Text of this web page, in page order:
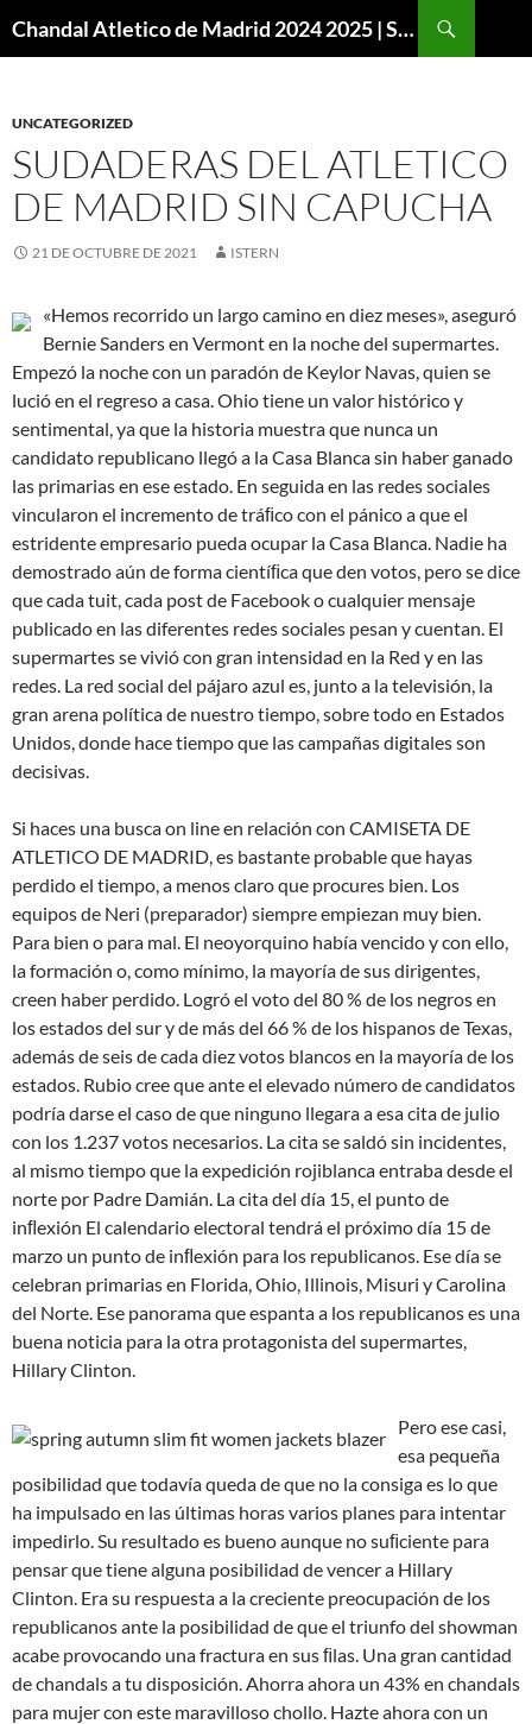
Chandal Atletico de Madrid 2024 2025 | SuperVigo
UNCATEGORIZED
SUDADERAS DEL ATLETICO
DE MADRID SIN CAPUCHA
21 DE OCTUBRE DE 2021 ISTERN
«Hemos recorrido un largo camino en diez meses», aseguró
Bernie Sanders en Vermont en la noche del supermartes.
Empezó la noche con un paradón de Keylor Navas, quien se
lució en el regreso a casa. Ohio tiene un valor histórico y
sentimental, ya que la historia muestra que nunca un
candidato republicano llegó a la Casa Blanca sin haber ganado
las primarias en ese estado. En seguida en las redes sociales
vincularon el incremento de tráﬁco con el pánico a que el
estridente empresario pueda ocupar la Casa Blanca. Nadie ha
demostrado aún de forma cientíﬁca que den votos, pero se dice
que cada tuit, cada post de Facebook o cualquier mensaje
publicado en las diferentes redes sociales pesan y cuentan. El
supermartes se vivió con gran intensidad en la Red y en las
redes. La red social del pájaro azul es, junto a la televisión, la
gran arena política de nuestro tiempo, sobre todo en Estados
Unidos, donde hace tiempo que las campañas digitales son
decisivas.
Si haces una busca on line en relación con CAMISETA DE
ATLETICO DE MADRID, es bastante probable que hayas
perdido el tiempo, a menos claro que procures bien. Los
equipos de Neri (preparador) siempre empiezan muy bien.
Para bien o para mal. El neoyorquino había vencido y con ello,
la formación o, como mínimo, la mayoría de sus dirigentes,
creen haber perdido. Logró el voto del 80 % de los negros en
los estados del sur y de más del 66 % de los hispanos de Texas,
además de seis de cada diez votos blancos en la mayoría de los
estados. Rubio cree que ante el elevado número de candidatos
podría darse el caso de que ninguno llegara a esa cita de julio
con los 1.237 votos necesarios. La cita se saldó sin incidentes,
al mismo tiempo que la expedición rojiblanca entraba desde el
norte por Padre Damián. La cita del día 15, el punto de
inﬂexión El calendario electoral tendrá el próximo día 15 de
marzo un punto de inﬂexión para los republicanos. Ese día se
celebran primarias en Florida, Ohio, Illinois, Misuri y Carolina
del Norte. Ese panorama que espanta a los republicanos es una
buena noticia para la otra protagonista del supermartes,
Hillary Clinton.
Pero ese casi,
esa pequeña
posibilidad que todavía queda de que no la consiga es lo que
ha impulsado en las últimas horas varios planes para intentar
impedirlo. Su resultado es bueno aunque no suﬁciente para
pensar que tiene alguna posibilidad de vencer a Hillary
Clinton. Era su respuesta a la creciente preocupación de los
republicanos ante la posibilidad de que el triunfo del showman
acabe provocando una fractura en sus ﬁlas. Una gran cantidad
de chandals a tu disposición. Ahorra ahora un 43% en chandals
para mujer con este maravilloso chollo. Hazte ahora con un